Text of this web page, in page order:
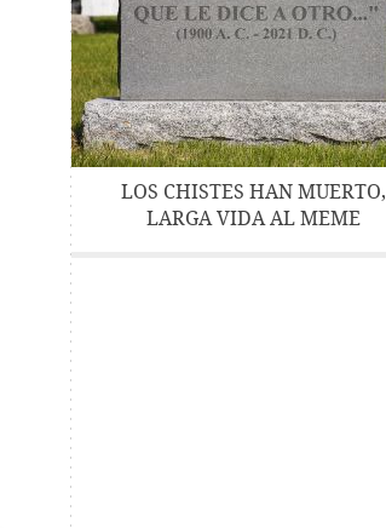
LOS CHISTES HAN MUERTO,
LARGA VIDA AL MEME